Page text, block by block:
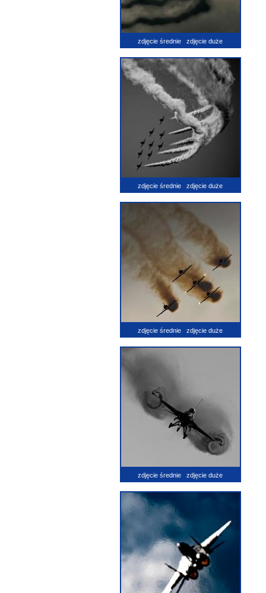
zdjęcie średnie zdjęcie duże
zdjęcie średnie zdjęcie duże
zdjęcie średnie zdjęcie duże
zdjęcie średnie zdjęcie duże